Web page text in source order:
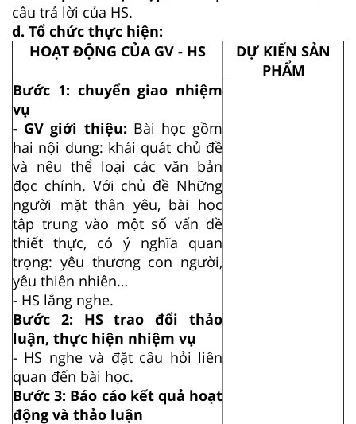
câu trả lời của HS.
d. Tổ chức thực hiện:
HOẠT ĐỘNG CỦA GV - HS
DỰ KIẾN SẢN
PHẨM
Bước 1: chuyển giao nhiệm
vụ
- GV giới thiệu: Bài học gồm
hai nội dung: khái quát chủ đề
và nêu thể loại các văn bản
đọc chính. Với chủ đề Những
người mặt thân yêu, bài học
tập trung vào một số vấn đề
thiết thực, có ý nghĩa quan
trọng: yêu thương con người,
yêu thiên nhiên…
- HS lắng nghe.
Bước 2: HS trao đổi thảo
luận, thực hiện nhiệm vụ
- HS nghe và đặt câu hỏi liên
quan đến bài học.
Bước 3: Báo cáo kết quả hoạt
động và thảo luận